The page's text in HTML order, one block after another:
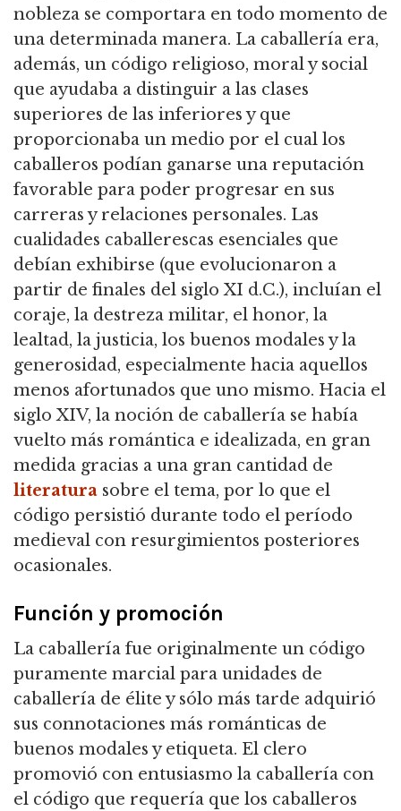
nobleza se comportara en todo momento de
una determinada manera. La caballería era,
además, un código religioso, moral y social
que ayudaba a distinguir a las clases
superiores de las inferiores y que
proporcionaba un medio por el cual los
caballeros podían ganarse una reputación
favorable para poder progresar en sus
carreras y relaciones personales. Las
cualidades caballerescas esenciales que
debían exhibirse (que evolucionaron a
partir de finales del siglo XI d.C.), incluían el
coraje, la destreza militar, el honor, la
lealtad, la justicia, los buenos modales y la
generosidad, especialmente hacia aquellos
menos afortunados que uno mismo. Hacia el
siglo XIV, la noción de caballería se había
vuelto más romántica e idealizada, en gran
medida gracias a una gran cantidad de
literatura sobre el tema, por lo que el
código persistió durante todo el período
medieval con resurgimientos posteriores
ocasionales.
Función y promoción
La caballería fue originalmente un código
puramente marcial para unidades de
caballería de élite y sólo más tarde adquirió
sus connotaciones más románticas de
buenos modales y etiqueta. El clero
promovió con entusiasmo la caballería con
el código que requería que los caballeros